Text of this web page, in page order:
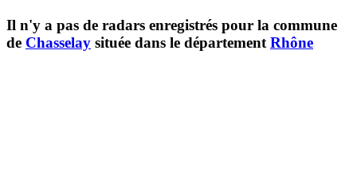
Il n'y a pas de radars enregistrés pour la commune
de Chasselay située dans le département Rhône